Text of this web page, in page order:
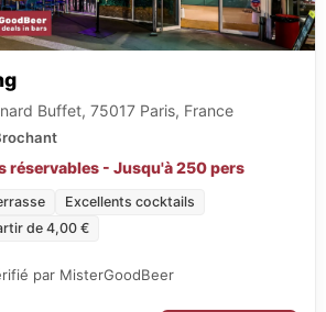
Buffet, 75017 Paris, France
réservables - Jusqu'à 250 pers
Excellents cocktails
de 4,00 €
par MisterGoodBeer